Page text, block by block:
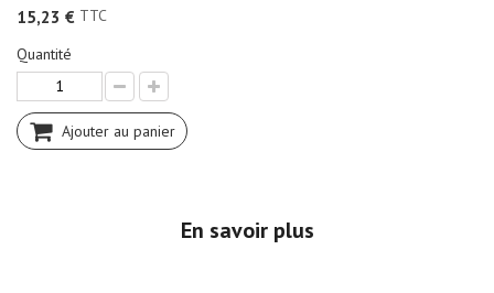
15,23 € TTC
Quantité
Ajouter au panier
En savoir plus